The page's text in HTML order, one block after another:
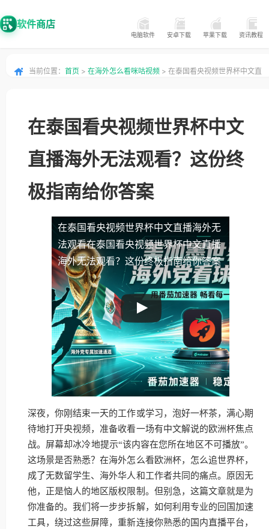
软件商店
电脑软件 安卓下载 苹果下载 资讯教程
当前位置： 首页 > 在海外怎么看咪咕视频 > 在泰国看央视频世界杯中文直
在泰国看央视频世界杯中文
直播海外无法观看？这份终
极指南给你答案
在泰国看央视频世界杯中文直播海外无
法观看在泰国看央视频世界杯中文直播
海外无法观看？这份终极指南给你答案
深夜，你刚结束一天的工作或学习，泡好一杯茶，满心期
待地打开央视频，准备收看一场有中文解说的欧洲杯焦点
战。屏幕却冰冷地提示“该内容在您所在地区不可播放”。
这场景是否熟悉？在海外怎么看欧洲杯，怎么追世界杯，
成了无数留学生、海外华人和工作者共同的痛点。原因无
他，正是恼人的地区版权限制。但别急，这篇文章就是为
你准备的。我们将一步步拆解，如何利用专业的回国加速
工具，绕过这些屏障，重新连接你熟悉的国内直播平台，